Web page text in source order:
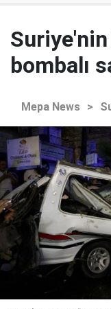
bombalı
Mepa News >